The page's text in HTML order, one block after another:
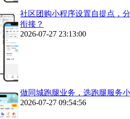
社区团购小程序设置自提点，
衔接？
2026-07-27 23:13:00
做同城跑腿业务，选跑腿服务
2026-07-27 09:54:56